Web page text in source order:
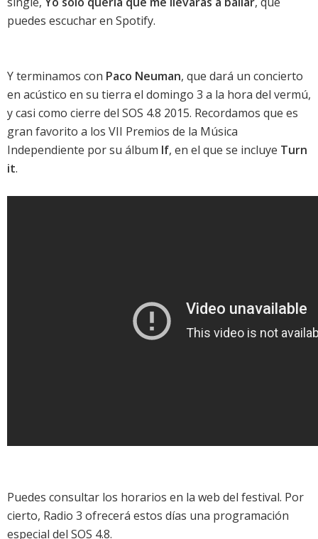
puedes escuchar en Spotify.
Y terminamos con Paco Neuman, que dará un concierto
en acústico en su tierra el domingo 3 a la hora del vermú,
y casi como cierre del SOS 4.8 2015. Recordamos que es
gran favorito a los VII Premios de la Música
Independiente por su álbum If, en el que se incluye Turn
it.
Puedes consultar los horarios en la web del festival. Por
cierto, Radio 3 ofrecerá estos días una programación
especial del SOS 4.8.